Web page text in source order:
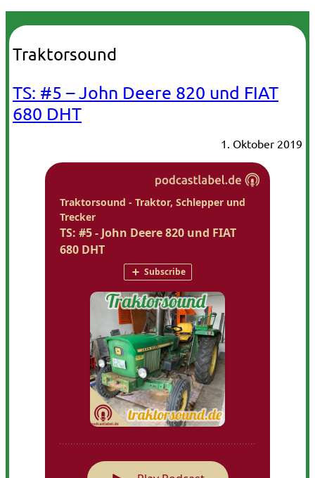
Traktorsound
TS: #5 – John Deere 820 und FIAT
680 DHT
1. Oktober 2019